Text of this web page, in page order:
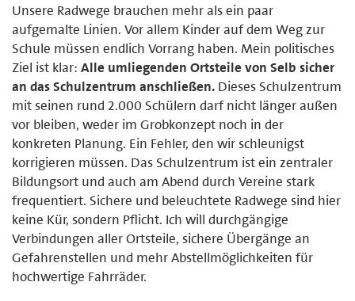
Unsere Radwege brauchen mehr als ein paar
aufgemalte Linien. Vor allem Kinder auf dem Weg zur
Schule müssen endlich Vorrang haben. Mein politisches
Ziel ist klar: Alle umliegenden Ortsteile von Selb sicher
an das Schulzentrum anschließen. Dieses Schulzentrum
mit seinen rund 2.000 Schülern darf nicht länger außen
vor bleiben, weder im Grobkonzept noch in der
konkreten Planung. Ein Fehler, den wir schleunigst
korrigieren müssen. Das Schulzentrum ist ein zentraler
Bildungsort und auch am Abend durch Vereine stark
frequentiert. Sichere und beleuchtete Radwege sind hier
keine Kür, sondern Pflicht. Ich will durchgängige
Verbindungen aller Ortsteile, sichere Übergänge an
Gefahrenstellen und mehr Abstellmöglichkeiten für
hochwertige Fahrräder.